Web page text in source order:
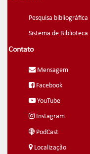
Pesquisa bibliográfica
Sistema de Biblioteca
Contato
Mensagem
Facebook
YouTube
Instagram
PodCast
Localização